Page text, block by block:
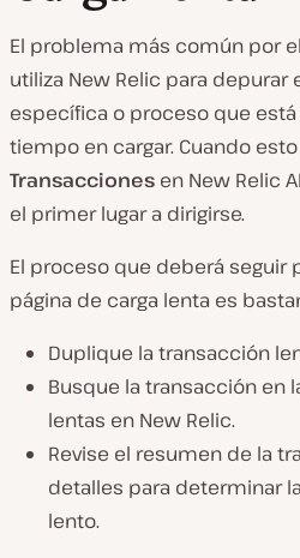
El problema más común por
utiliza New Relic para depurar
específica o proceso que
tiempo en cargar. Cuando
Transacciones en New Relic
el primer lugar a dirigirse.
El proceso que deberá seguir
página de carga lenta es
Duplique la transacción
Busque la transacción en
lentas en New Relic.
Revise el resumen de la
detalles para determinar
lento.